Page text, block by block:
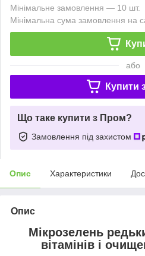
Мінімальне замовлення — 10 шт.
Мінімальна сума замовлення на
або
Купити
Що таке купити з Пром?
Замовлення під захистом
Опис Характеристики
Опис
Мікрозелень
вітамінів і